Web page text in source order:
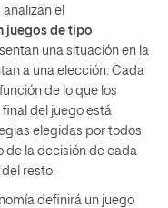
el
juegos de tipo
una situación en la
a una elección. Cada
de lo que los
del juego está
elegidas por todos
de la decisión de cada
resto.
definirá un juego